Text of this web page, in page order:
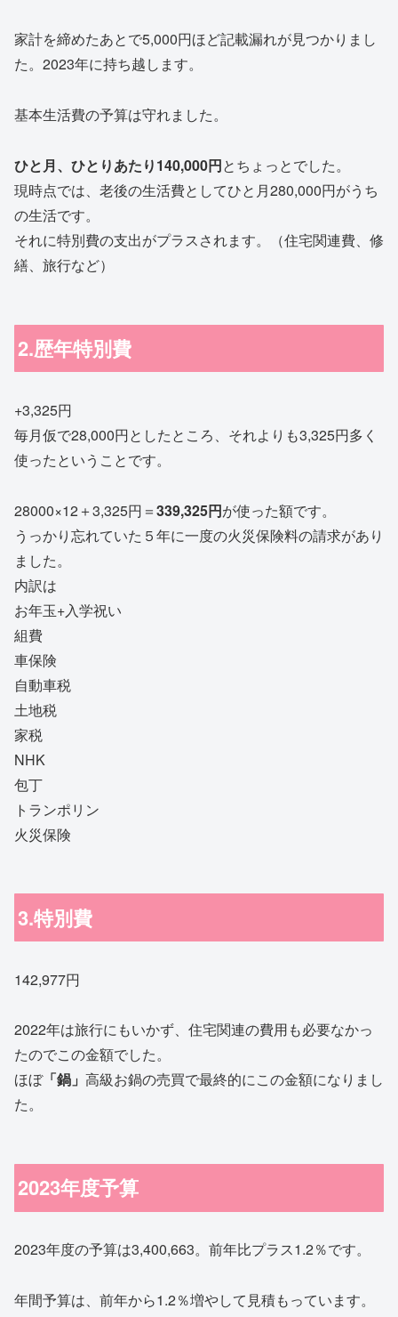
家計を締めたあとで5,000円ほど記載漏れが見つかりまし
た。2023年に持ち越します。
基本生活費の予算は守れました。
ひと月、ひとりあたり140,000円とちょっとでした。
現時点では、老後の生活費としてひと月280,000円がうち
の生活です。
それに特別費の支出がプラスされます。（住宅関連費、修
繕、旅行など）
2.歴年特別費
+3,325円
毎月仮で28,000円としたところ、それよりも3,325円多く
使ったということです。
28000×12＋3,325円＝339,325円が使った額です。
うっかり忘れていた５年に一度の火災保険料の請求があり
ました。
内訳は
お年玉+入学祝い
組費
車保険
自動車税
土地税
家税
NHK
包丁
トランポリン
火災保険
3.特別費
142,977円
2022年は旅行にもいかず、住宅関連の費用も必要なかっ
たのでこの金額でした。
ほぼ「鍋」 高級お鍋の売買で最終的にこの金額になりまし
た。
2023年度予算
2023年度の予算は3,400,663。前年比プラス1.2％です。
年間予算は、前年から1.2％増やして見積もっています。